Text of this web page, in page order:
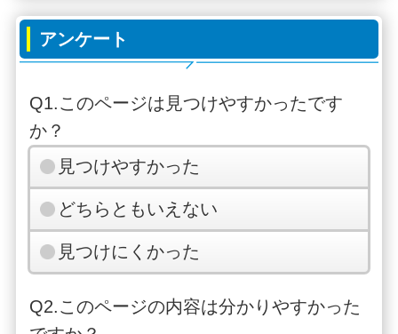
アンケート
Q1.このページは見つけやすかったです
か？
見つけやすかった
どちらともいえない
見つけにくかった
Q2.このページの内容は分かりやすかった